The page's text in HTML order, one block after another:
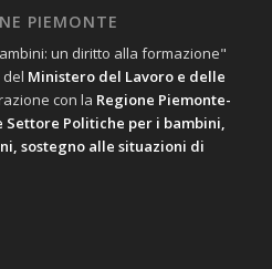
PIEMONTE
un diritto alla formazione"
Ministero del Lavoro e delle
con la Regione Piemonte-
Settore Politiche per i bambini,
sostegno alle situazioni di